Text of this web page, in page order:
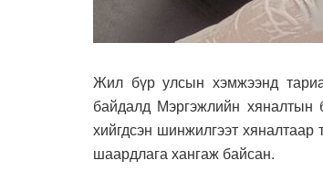
Жил бүр улсын хэмжээнд
байдалд Мэргэжлийн хяналтын
хийгдсэн шинжилгээт
шаардлага хангаж байсан.